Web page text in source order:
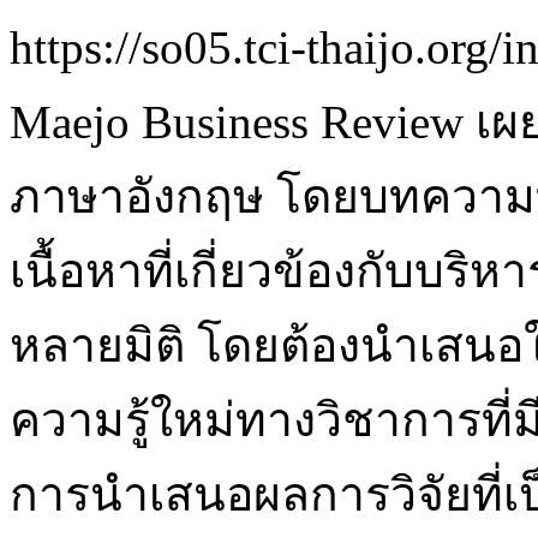
https://so05.tci-thaijo.org/
Maejo Business Review
ภาษาอังกฤษ โดยบทควา
เนื้อหาที่เกี่ยวข้องกับบริห
หลายมิติ โดยต้องนำเสนอ
ความรู้ใหม่ทางวิชาการที่
การนำเสนอผลการวิจัยที่